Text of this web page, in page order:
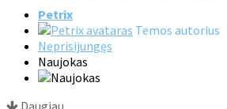
Petrix
Temos autorius
Neprisijungęs
Naujokas
Daugiau